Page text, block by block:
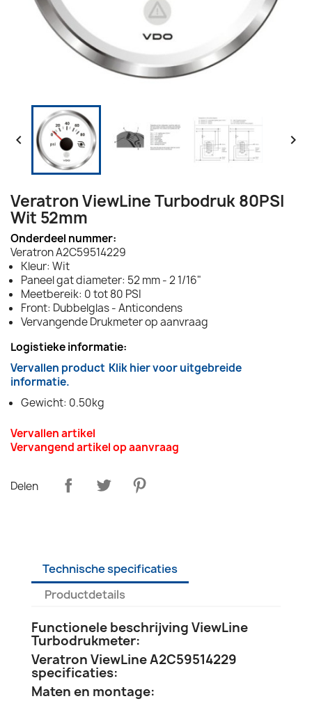
 
Veratron ViewLine Turbodruk 80PSI
Wit 52mm
Onderdeel nummer:
Veratron A2C59514229
Kleur: Wit
Paneel gat diameter: 52 mm - 2 1/16"
Meetbereik: 0 tot 80 PSI
Front: Dubbelglas - Anticondens
Vervangende Drukmeter op aanvraag
Logistieke informatie:
Vervallen product Klik hier voor uitgebreide
informatie.
Gewicht: 0.50kg
Vervallen artikel
Vervangend artikel op aanvraag
Delen
Technische specificaties
Productdetails
Functionele beschrijving ViewLine
Turbodrukmeter:
Veratron ViewLine A2C59514229
specificaties:
Maten en montage: